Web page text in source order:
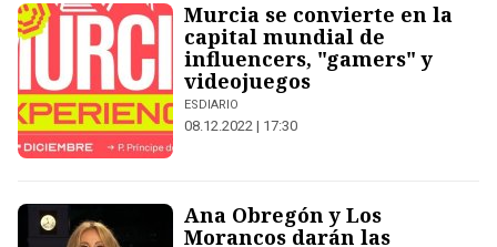
Murcia se convierte en la
capital mundial de
influencers, "gamers" y
videojuegos
ESDIARIO
08.12.2022 | 17:30
Ana Obregón y Los
Morancos darán las